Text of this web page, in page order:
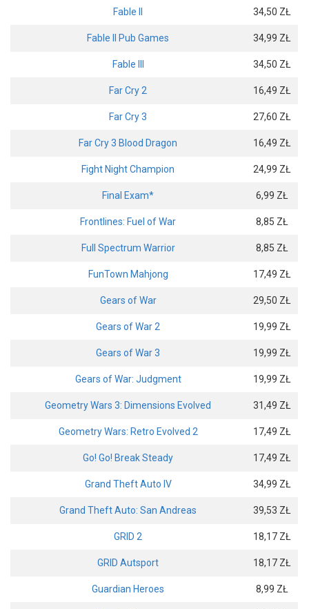
Fable II 34,50 ZŁ
Fable II Pub Games 34,99 ZŁ
Fable III 34,50 ZŁ
Far Cry 2 16,49 ZŁ
Far Cry 3 27,60 ZŁ
Far Cry 3 Blood Dragon 16,49 ZŁ
Fight Night Champion 24,99 ZŁ
Final Exam* 6,99 ZŁ
Frontlines: Fuel of War 8,85 ZŁ
Full Spectrum Warrior 8,85 ZŁ
FunTown Mahjong 17,49 ZŁ
Gears of War 29,50 ZŁ
Gears of War 2 19,99 ZŁ
Gears of War 3 19,99 ZŁ
Gears of War: Judgment 19,99 ZŁ
Geometry Wars 3: Dimensions Evolved 31,49 ZŁ
Geometry Wars: Retro Evolved 2 17,49 ZŁ
Go! Go! Break Steady 17,49 ZŁ
Grand Theft Auto IV 34,99 ZŁ
Grand Theft Auto: San Andreas 39,53 ZŁ
GRID 2 18,17 ZŁ
GRID Autsport 18,17 ZŁ
Guardian Heroes 8,99 ZŁ